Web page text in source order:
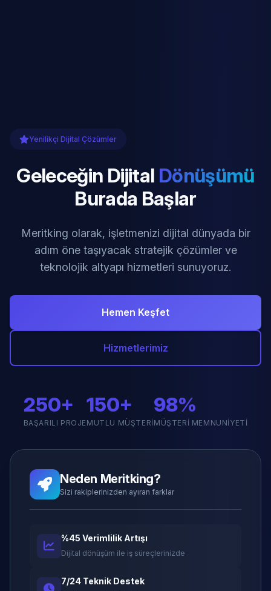
Yenilikçi Dijital Çözümler
Geleceğin Dijital Dönüşümü
Burada Başlar
Meritking olarak, işletmenizi dijital dünyada bir
adım öne taşıyacak stratejik çözümler ve
teknolojik altyapı hizmetleri sunuyoruz.
Hemen Keşfet
Hizmetlerimiz
250+
BAŞARILI PROJE
150+
MUTLU MÜŞTERI
98%
MÜŞTERI MEMNUNIYETI
Neden Meritking?
Sizi rakiplerinizden ayıran farklar
%45 Verimlilik Artışı
Dijital dönüşüm ile iş süreçlerinizde
7/24 Teknik Destek